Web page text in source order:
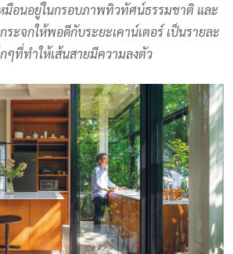
มือนอยู่ในกรอบภาพทิวทัศน์ธรรมชาติ และ
ะจกให้พอดีกับระยะเคาน์เตอร์ เป็นรายละ
กๆที่ทำให้เส้นสายมีความลงตัว